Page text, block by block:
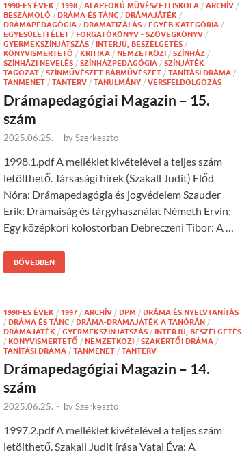
1990-ES ÉVEK / 1998 / ALAPFOKÚ MŰVÉSZETI ISKOLA / ARCHÍV /
BESZÁMOLÓ / DRÁMA ÉS TÁNC / DRÁMAJÁTÉK /
DRÁMAPEDAGÓGIA / DRAMATIZÁLÁS / EGYÉB KATEGÓRIA /
EGYESÜLETI ÉLET / FORGATÓKÖNYV - SZÖVEGKÖNYV /
GYERMEKSZÍNJÁTSZÁS / INTERJÚ, BESZÉLGETÉS /
KÖNYVISMERTETŐ / KRITIKA / NEMZETKÖZI / SZÍNHÁZ /
SZÍNHÁZI NEVELÉS / SZÍNHÁZPEDAGÓGIA / SZÍNJÁTÉK
TAGOZAT / SZÍNMŰVÉSZET-BÁBMŰVÉSZET / TANÍTÁSI DRÁMA /
TANMENET / TANTERV / TANULMÁNY / VERSFELDOLGOZÁS
Drámapedagógiai Magazin – 15.
szám
2025.06.25. - bySzerkeszto
1998.1.pdf A melléklet kivételével a teljes szám
letölthető. Társasági hírek (Szakall Judit) Előd
Nóra: Drámapedagógia és jogvédelem Szauder
Erik: Drámaiság és tárgyhasználat Németh Ervin:
Egy középkori kolostorban Debreczeni Tibor: A …
BŐVEBBEN
1990-ES ÉVEK / 1997 / ARCHÍV / DPM / DRÁMA ÉS NYELVTANÍTÁS
/ DRÁMA ÉS TÁNC / DRÁMA-DRÁMAJÁTÉK A TANÓRÁN /
DRÁMAJÁTÉK / GYERMEKSZÍNJÁTSZÁS / INTERJÚ, BESZÉLGETÉS
/ KÖNYVISMERTETŐ / NEMZETKÖZI / SZAKÉRTŐI DRÁMA /
TANÍTÁSI DRÁMA / TANMENET / TANTERV
Drámapedagógiai Magazin – 14.
szám
2025.06.25. - bySzerkeszto
1997.2.pdf A melléklet kivételével a teljes szám
letölthető. Szakall Judit írása Vatai Éva: A